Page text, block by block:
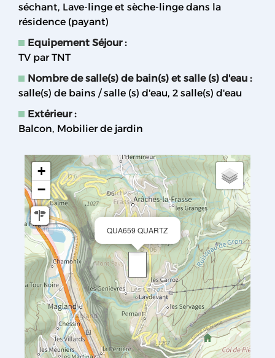
séchant Lave-linge et sèche-linge dans la
résidence (payant)
Equipement Séjour:
TV par TNT
Nombre de salle(s) de bain(s) et salle (s) d'eau :
salle(s) de bains / salle (s) d'eau 2 salle(s) d'eau
Extérieur:
Balcon Mobilier de jardin
QUA659 QUARTZ
+
−